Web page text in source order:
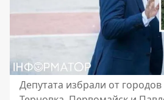
Депутата избрали от